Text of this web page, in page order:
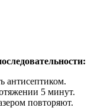
антисептиком.
5 минут.
повторяют.